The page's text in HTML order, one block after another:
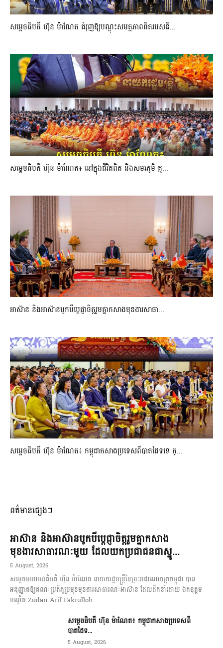
សម្តេចធិបតី ហ៊ុន ម៉ាណែត ជំរុញឱ្យបណ្តុះសមត្ថភាពពិតរបស់និ...
សម្តេចធិបតី ហ៊ុន ម៉ាណែត៖ នៅក្នុងជីវិតពិត និងសមរភូមិ គ្ម...
អាស៊ាន និងអាស៊ានបូកបីប្តេជ្ញាចិត្តរួមគ្នាកសាងមុខងារសាធា...
សម្ដេចធិបតី ហ៊ុន ម៉ាណែត៖ កម្ពុជាកសាងប្រទេសពីបាតដៃទទេ ក្...
ពត៌មានផ្សេងៗ
អាស៊ាន និងអាស៊ានបូកបីប្តេជ្ញាចិត្តរួមគ្នាកសាង
មុខងារសាធារណៈមួយ ដែលយកប្រជាជនជាស្នូ...
5 August, 2026
សម្តេចមហាបវរធិបតី ហ៊ុន ម៉ាណែត នាយករដ្ឋមន្ត្រីនៃព្រះរាជាណាចក្រកម្ពុជា បាន
អនុញ្ញាតឱ្យគណៈប្រតិភូប្រមុខមុខងារសាធារណៈអាស៊ាន ដែលដឹកនាំដោយ ឯកឧត្តម
បណ្ឌិត Zudan Arif Fakrulloh
សម្ដេចធិបតី ហ៊ុន ម៉ាណែត៖ កម្ពុជាកសាងប្រទេសពី
បាតដៃទ...
5 August, 2026